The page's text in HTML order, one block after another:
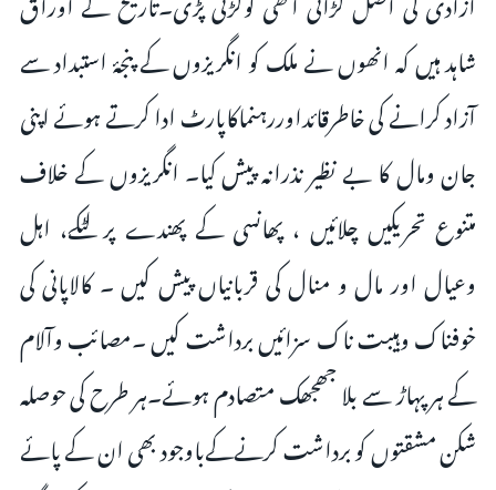
شاہد ہیں کہ انھوں نے ملک کو انگریزوں کے پنجۂ استبداد سے
آزاد کرانے کی خاطرقائداوررہنماکاپارٹ ادا کرتے ہوئے اپنی
جان ومال کا بے نظیر نذرانہ پیش کیا۔ انگریزوں کے خلاف
متنوع تحریکیں چلائیں ، پھانسی کے پھندے پر لٹکے، اہل
وعیال اور مال و منال کی قربانیاں پیش کیں ۔ کالاپانی کی
خوفناک وہیبت ناک سزائیں برداشت کیں ۔مصائب وآلام
کے ہر پہاڑ سے بلا جھجھک متصادم ہوئے۔ہر طرح کی حوصلہ
شکن مشقتوں کو برداشت کرنےکےباوجود بھی ان کے پائے